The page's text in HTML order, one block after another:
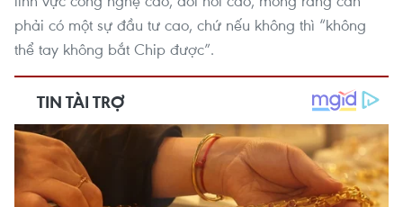
phải có một sự đầu tư cao, chứ nếu không thì “không
thể tay không bắt Chip được”.